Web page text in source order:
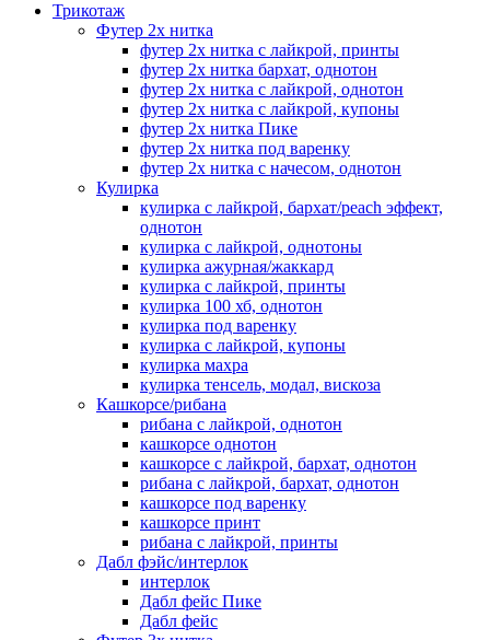
Трикотаж
Футер 2х нитка
футер 2х нитка с лайкрой, принты
футер 2х нитка бархат, однотон
футер 2х нитка с лайкрой, однотон
футер 2х нитка с лайкрой, купоны
футер 2х нитка Пике
футер 2х нитка под варенку
футер 2х нитка с начесом, однотон
Кулирка
кулирка с лайкрой, бархат/peach эффект,
однотон
кулирка с лайкрой, однотоны
кулирка ажурная/жаккард
кулирка с лайкрой, принты
кулирка 100 хб, однотон
кулирка под варенку
кулирка с лайкрой, купоны
кулирка махра
кулирка тенсель, модал, вискоза
Кашкорсе/рибана
рибана с лайкрой, однотон
кашкорсе однотон
кашкорсе с лайкрой, бархат, однотон
рибана с лайкрой, бархат, однотон
кашкорсе под варенку
кашкорсе принт
рибана с лайкрой, принты
Дабл фэйс/интерлок
интерлок
Дабл фейс Пике
Дабл фейс